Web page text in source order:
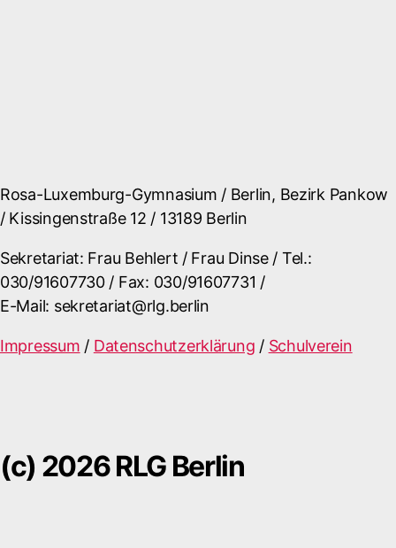
Rosa-Luxemburg-Gymnasium / Berlin, Bezirk Pankow
/ Kissingenstraße 12 / 13189 Berlin
Sekretariat: Frau Behlert / Frau Dinse / Tel.:
030/91607730 / Fax: 030/91607731 /
E-Mail: sekretariat@rlg.berlin
Impressum / Datenschutzerklärung / Schulverein
(c) 2026 RLG Berlin